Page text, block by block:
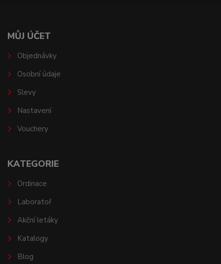
MŮJ ÚČET
Objednávky
Osobní údaje
Slevy
Nastavení
Vouchery
KATEGORIE
Ordinace
Laboratoř
Akční letáky
Katalogy
Blog